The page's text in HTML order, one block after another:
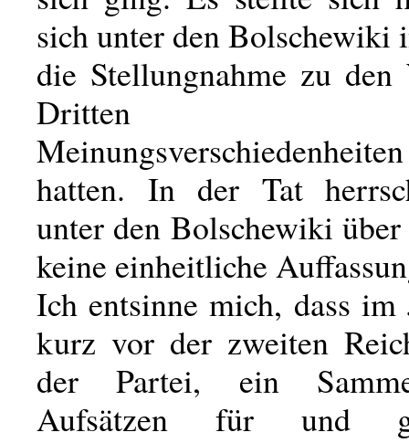
sich unter den Bolschewiki
die Stellungnahme zu den
Dritten
hatten. In der Tat
unter den Bolschewiki über
keine einheitliche
Ich entsinne mich, dass im
kurz vor der zweiten
der Partei, ein
Aufsätzen für und